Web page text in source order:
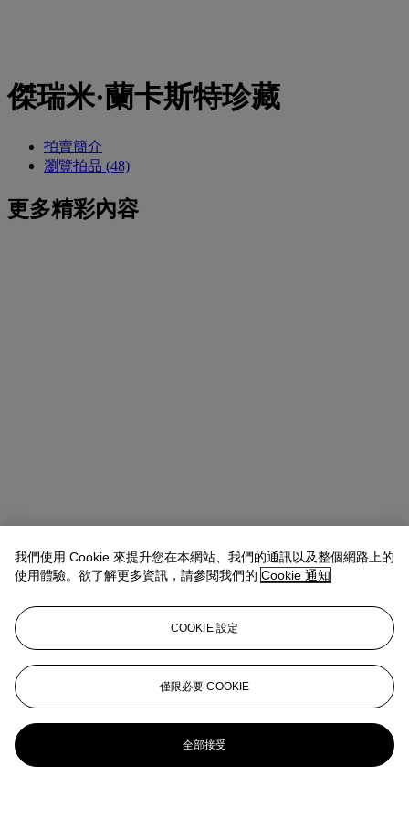
傑瑞米·蘭卡斯特珍藏
拍賣簡介
瀏覽拍品 (48)
更多精彩內容
我們使用 Cookie 來提升您在本網站、我們的通訊以及整個網路上的
使用體驗。欲了解更多資訊，請參閱我們的 Cookie 通知
COOKIE 設定
僅限必要 COOKIE
全部接受